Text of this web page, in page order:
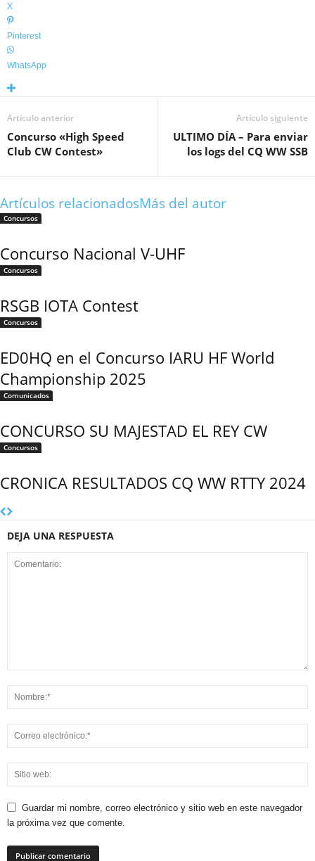
X
Pinterest
WhatsApp
Artículo anterior
Concurso «High Speed
Club CW Contest»
Artículo siguiente
ULTIMO DÍA – Para enviar
los logs del CQ WW SSB
Artículos relacionadosMás del autor
Concursos
Concurso Nacional V-UHF
Concursos
RSGB IOTA Contest
Concursos
ED0HQ en el Concurso IARU HF World
Championship 2025
Comunicados
CONCURSO SU MAJESTAD EL REY CW
Concursos
CRONICA RESULTADOS CQ WW RTTY 2024
DEJA UNA RESPUESTA
Guardar mi nombre, correo electrónico y sitio web en este navegador
la próxima vez que comente.